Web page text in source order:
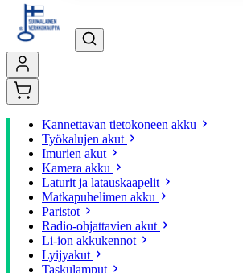
Kannettavan tietokoneen akku
Työkalujen akut
Imurien akut
Kamera akku
Laturit ja latauskaapelit
Matkapuhelimen akku
Paristot
Radio-ohjattavien akut
Li-ion akkukennot
Lyijyakut
Taskulamput